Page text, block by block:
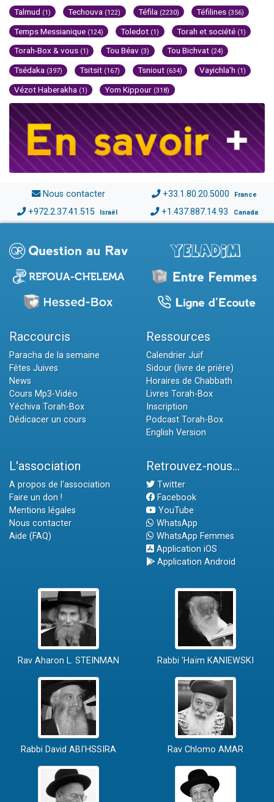
Talmud (1) Techouva (122) Téfila (2230) Téfilines (356)
Temps Messianique (124) Toledot (1) Torah et société (1)
Torah-Box & vous (1) Tou Béav (3) Tou Bichvat (24)
Tsédaka (397) Tsitsit (167) Tsniout (634) Vayichla'h (1)
Vézot Haberakha (1) Yom Kippour (318)
Nous contacter +33.1.80.20.5000 France
+972.2.37.41.515 Israël +1.437.887.14.93 Canada
Raccourcis
Paracha de la semaine
Fêtes Juives
News
Cours Mp3-Vidéo
Yéchiva Torah-Box
Dédicacer un cours
Ressources
Calendrier Juif
Sidour (livre de prière)
Horaires de Chabbath
Livres Torah-Box
Inscription
Podcast Torah-Box
English Version
L'association
A propos de l'association
Faire un don !
Mentions légales
Nous contacter
Aide (FAQ)
Retrouvez-nous...
Twitter
Facebook
YouTube
WhatsApp
WhatsApp Femmes
Application iOS
Application Android
Rav Aharon L. STEINMAN Rabbi 'Haïm KANIEWSKI
Rabbi David ABI'HSSIRA Rav Chlomo AMAR